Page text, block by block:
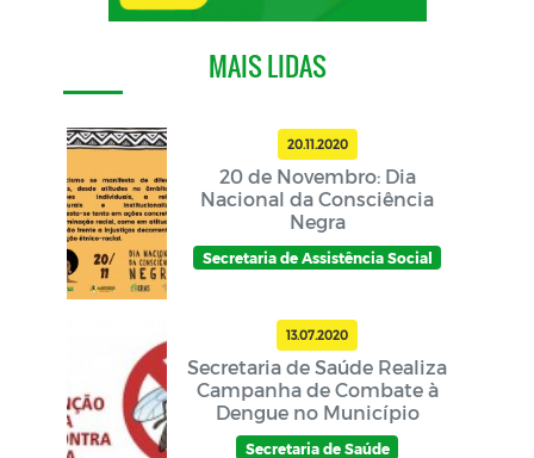
MAIS LIDAS
20.11.2020
20 de Novembro: Dia
Nacional da Consciência
Negra
Secretaria de Assistência Social
13.07.2020
Secretaria de Saúde Realiza
Campanha de Combate à
Dengue no Município
Secretaria de Saúde